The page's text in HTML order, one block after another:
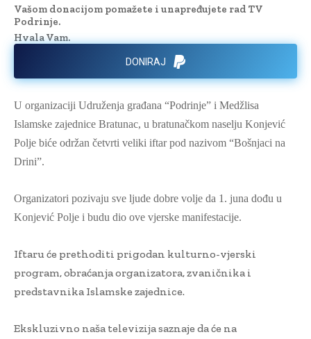
Vašom donacijom pomažete i unapređujete rad TV
Podrinje.
Hvala Vam.
DONIRAJ
U organizaciji Udruženja građana “Podrinje” i Medžlisa
Islamske zajednice Bratunac, u bratunačkom naselju Konjević
Polje biće održan četvrti veliki iftar pod nazivom “Bošnjaci na
Drini”.
Organizatori pozivaju sve ljude dobre volje da 1. juna dođu u
Konjević Polje i budu dio ove vjerske manifestacije.
Iftaru će prethoditi prigodan kulturno-vjerski
program, obraćanja organizatora, zvaničnika i
predstavnika Islamske zajednice.
Ekskluzivno naša televizija saznaje da će na